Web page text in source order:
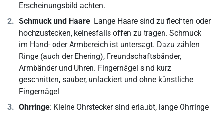
Erscheinungsbild achten.
Schmuck und Haare: Lange Haare sind zu flechten oder
hochzustecken, keinesfalls offen zu tragen. Schmuck
im Hand- oder Armbereich ist untersagt. Dazu zählen
Ringe (auch der Ehering), Freundschaftsbänder,
Armbänder und Uhren. Fingernägel sind kurz
geschnitten, sauber, unlackiert und ohne künstliche
Fingernägel
Ohrringe: Kleine Ohrstecker sind erlaubt, lange Ohrringe